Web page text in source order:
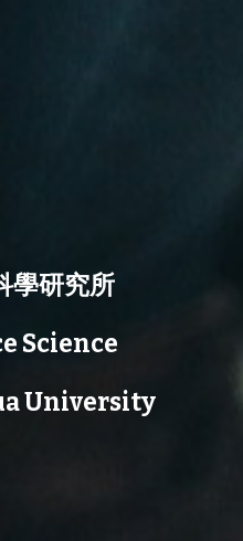
學研究所
Science
University